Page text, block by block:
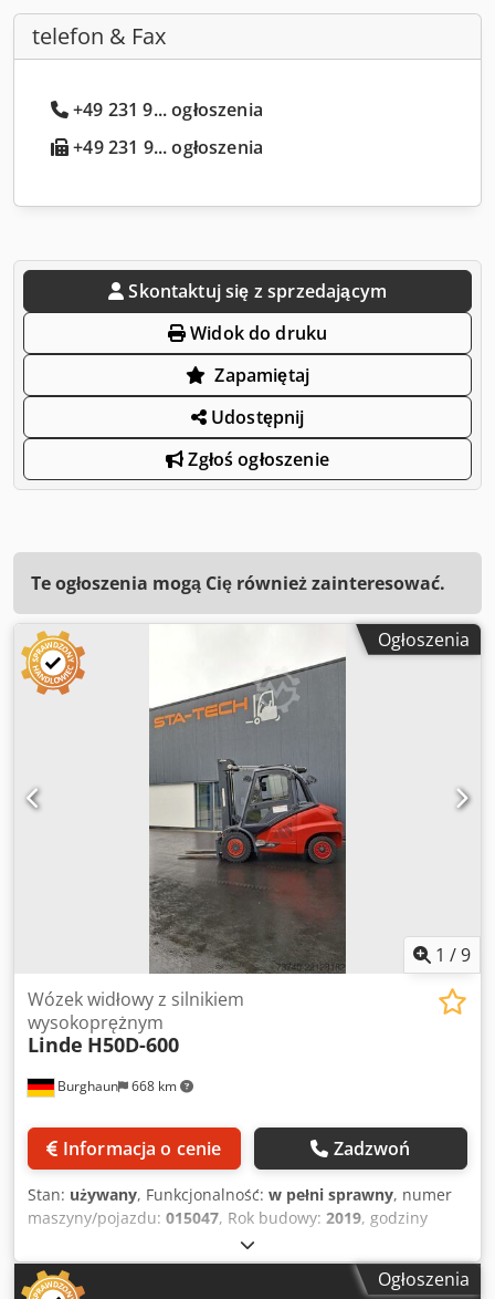
telefon & Fax
+49 231 9... ogłoszenia
+49 231 9... ogłoszenia
Skontaktuj się z sprzedającym
Widok do druku
Zapamiętaj
Udostępnij
Zgłoś ogłoszenie
Te ogłoszenia mogą Cię również zainteresować.
Ogłoszenia
1 /9
Burghaun 668 km
Wózek widłowy z silnikiem
wysokoprężnym
Linde H50D-600
Informacja o cenie Zadzwoń
Stan: używany, Funkcjonalność: w pełni sprawny, numer
maszyny/pojazdu: 015047, Rok budowy: 2019, godziny
5 000 kg
podnoszenia:5 065 mm, wolny skok podnoszenia:1 660
mm, rodzaj paliwa: triplex , wysokość
Ogłoszenia